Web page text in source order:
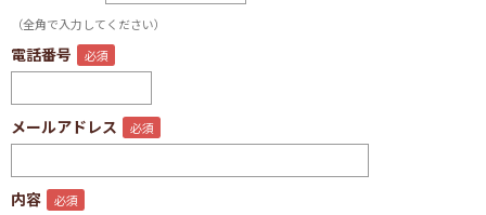
（全角で入力してください）
電話番号
メールアドレス
内容